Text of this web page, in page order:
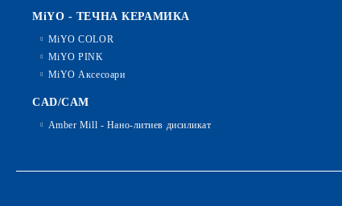
MiYO - ТЕЧНА КЕРАМИКА
MiYO COLOR
MiYO PINK
MiYO Аксесоари
CAD/CAM
Amber Mill - Нано-литиев дисиликат